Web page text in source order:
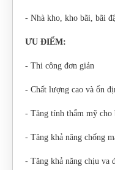
- Nhà kho, kho bãi, bãi
ƯU ĐIỂM:
- Thi công đơn giản
- Chất lượng cao và ổn
- Tăng tính thẩm mỹ cho
- Tăng khả năng chống
- Tăng khả năng chịu va